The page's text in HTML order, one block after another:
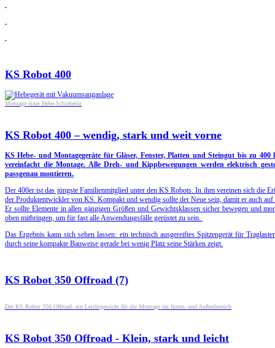
KS Robot 400
Montage einer Hebe-Schiebetür
KS Robot 400 – wendig, stark und weit vorne
KS Hebe- und Montagegeräte für Gläser, Fenster, Platten und Steingut bis zu
vereinfacht die Montage. Alle Dreh- und Kippbewegungen werden elektrisch
passgenau montieren.
Der 400er ist das jüngste Familienmitglied unter den KS Robots. In ihm vereinen sich die
der Produktentwickler von KS. Kompakt und wendig sollte der Neue sein, damit er auch
Er sollte Elemente in allen gängigen Größen und Gewichtsklassen sicher bewegen und
oben mitbringen, um für fast alle Anwendungsfälle gerüstet zu sein.
Das Ergebnis kann sich sehen lassen: ein technisch ausgereiftes Spitzengerät für
durch seine kompakte Bauweise gerade bei wenig Platz seine Stärken zeigt.
KS Robot 350 Offroad (7)
Der KS Robot 350 Offroad: ein Leichtgewicht für die Montage im Innen- und Außenbereich
KS Robot 350 Offroad - Klein, stark und leicht